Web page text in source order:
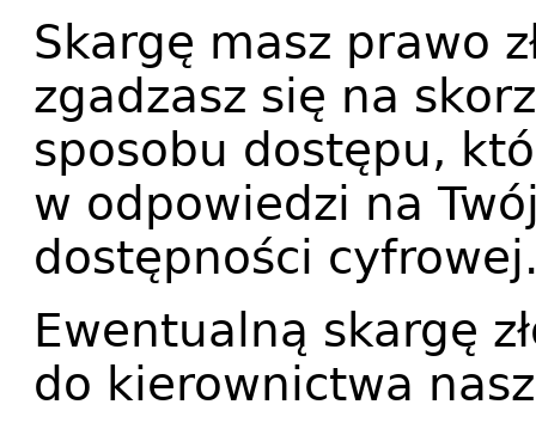
Skargę masz prawo
zgadzasz się na
sposobu dostępu,
w odpowiedzi na
dostępności
Ewentualną skargę
do kierownictwa